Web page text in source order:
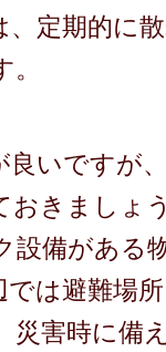
定期的に
いですが
おきましょ
設備がある
は避難場
災害時に備